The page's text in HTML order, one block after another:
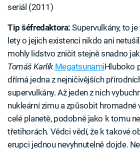
seriál (2011)
Tip šéfredaktora:Supervulkány, to
lety o jejich existenci nikdo ani
mohly lidstvo zničit stejně snadno
Tomáš Karlík MegatsunamiHluboko
dřímá jedna z nejničivějších
supervulkány. Až jeden z nich
nukleární zimu a způsobit hromadné
celé planetě, podobně jako k tomu
třetihorách. Vědci vědí, že k takové
erupci jednou nevyhnutelně dojde.